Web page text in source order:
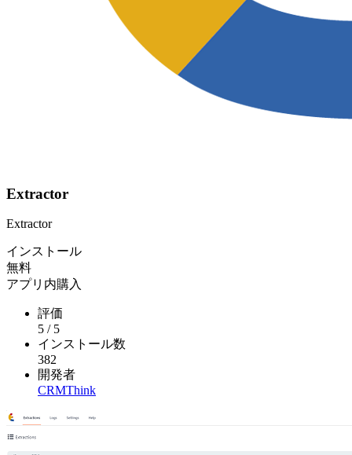
Extractor
Extractor
インストール
無料
アプリ内購入
評価
5 / 5
インストール数
382
開発者
CRMThink